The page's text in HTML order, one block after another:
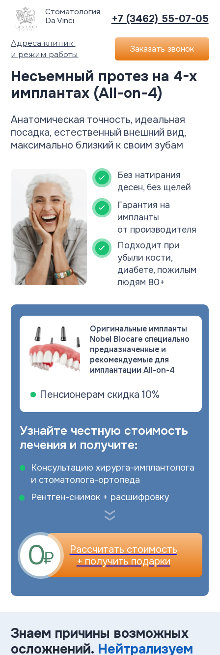
Несъемный протез на 4-х
имплантах (All-on-4)
десен, без щелей
Подходит при
убыли кости,
диабете, пожилым
людям 80+
Гарантия на
импланты
от производителя
Nobel Biocare специально
имплантации All-on-4
лечения и получите:
Рентген-снимок + расшифровку
Адреса клиник
и режим работы
+ получить подарки
Пенсионерам скидка 10%
и стоматолога-ортопеда
0
₽
Стоматология
Da Vinci +7 (3462) 55-07-05
Заказать звонок
посадка, естественный внешний вид,
максимально близкий к своим зубам
Знаем причины возможных
осложнений.Нейтрализуем
их на этапе диагностики
и подтвердили её эффективность
на практике. Сформировали особый